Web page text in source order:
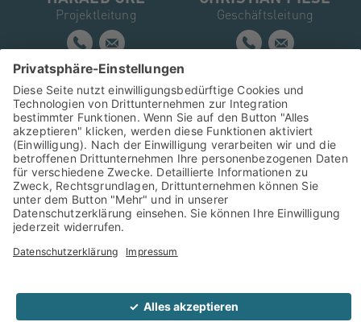
Projektleitung Geschäftsleitung
MARTIN
KASBERGER